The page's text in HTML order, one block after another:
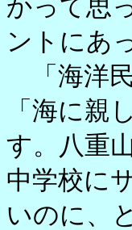
かって思
ントにあ
「海洋
「海に親
す。八重
中学校に
いのに、